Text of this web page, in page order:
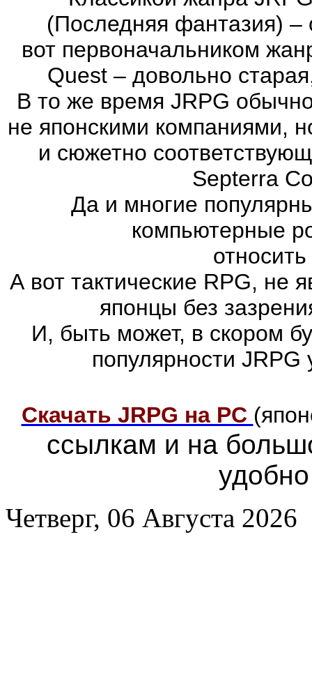
(Последняя фантазия) –
вот первоначальником
Quest – довольно
В то же время JRPG
не японскими компаниями,
и сюжетно
Septerra
Да и многие
компьютерные
А вот тактические RPG, не
японцы без
И, быть может, в скором
популярности JRPG
Скачать JRPG на PC
ссылкам и на
Четверг, 06 Августа 2026